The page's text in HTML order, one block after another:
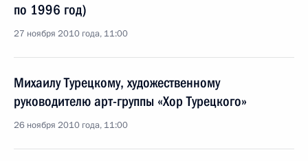
по 1996 год)
27 ноября 2010 года, 11:00
Михаилу Турецкому, художественному
руководителю арт-группы «Хор Турецкого»
26 ноября 2010 года, 11:00